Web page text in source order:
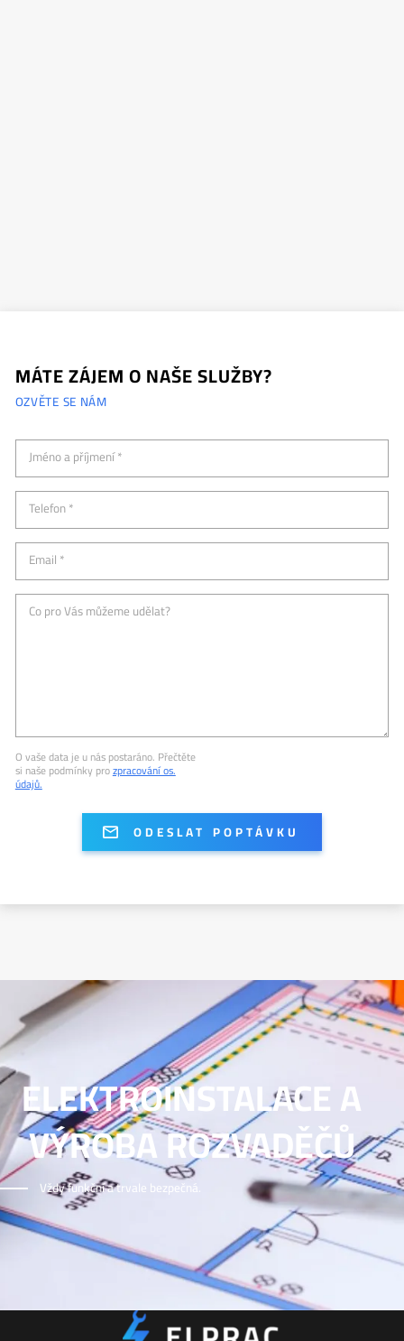
MÁTE ZÁJEM O NAŠE SLUŽBY?
OZVĚTE SE NÁM
Jméno a příjmení *
Telefon *
Email *
Co pro Vás můžeme udělat?
O vaše data je u nás postaráno. Přečtěte
si naše podmínky prozpracování os.
údajů.
ELEKTROINSTALACE A
VÝROBA ROZVADĚČŮ
Vždy funkční a trvale bezpečná.